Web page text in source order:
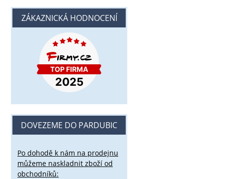
ZÁKAZNICKÁ HODNOCENÍ
DOVEZEME DO PARDUBIC
Po dohodě k nám na prodejnu
můžeme naskladnit zboží od
obchodníků: